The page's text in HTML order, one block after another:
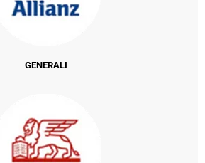
GENERALI